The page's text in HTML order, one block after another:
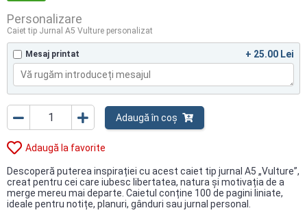
Personalizare
Caiet tip Jurnal A5 Vulture personalizat
Mesaj printat + 25.00 Lei
Adaugă în coș
Adaugă la favorite
Descoperă puterea inspirației cu acest caiet tip jurnal A5 „Vulture”,
creat pentru cei care iubesc libertatea, natura și motivația de a
merge mereu mai departe. Caietul conține 100 de pagini liniate,
ideale pentru notițe, planuri, gânduri sau jurnal personal.